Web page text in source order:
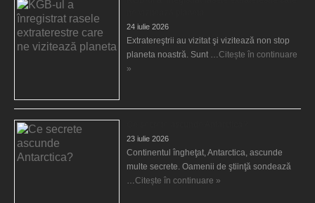
24 iulie 2026
Extratereştrii au vizitat şi vizitează non stop
planeta noastră. Sunt …Citește în continuare
»
23 iulie 2026
Continentul îngheţat, Antarctica, ascunde
multe secrete. Oamenii de ştiinţă sondează
…Citește în continuare »